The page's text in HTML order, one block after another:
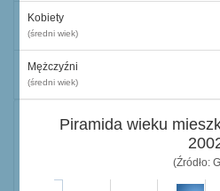
Kobiety
(średni wiek)
Mężczyźni
(średni wiek)
Piramida wieku
(Źródło: